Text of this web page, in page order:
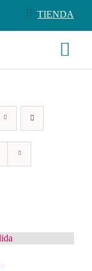
TIENDA